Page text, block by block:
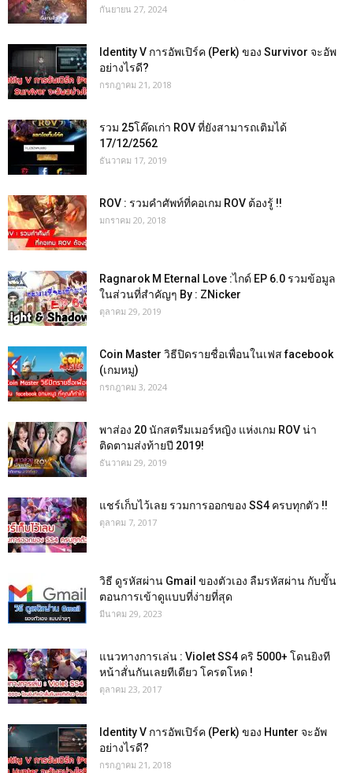
กันยายน 27, 2024
Identity V การอัพเปิร์ค (Perk) ของ Survivor จะอัพ
อย่างไรดี?
กรกฎาคม 21, 2018
รวม 25โค๊ดเก่า ROV ที่ยังสามารถเติมได้
17/12/2562
ธันวาคม 17, 2019
ROV : รวมคำศัพท์ที่คอเกม ROV ต้องรู้ !!
มกราคม 20, 2018
Ragnarok M Eternal Love :ไกด์ EP 6.0 รวมข้อมูล
ในส่วนที่สำคัญๆ By : ZNicker
ตุลาคม 29, 2019
Coin Master วิธีปิดรายชื่อเพื่อนในเฟส facebook
(เกมหมู)
กรกฎาคม 3, 2024
พาส่อง 20 นักสตรีมเมอร์หญิง แห่งเกม ROV น่า
ติดตามส่งท้ายปี 2019!
ธันวาคม 29, 2019
แชร์เก็บไว้เลย รวมการออกของ SS4 ครบทุกตัว !!
ตุลาคม 7, 2017
วิธี ดูรหัสผ่าน Gmail ของตัวเอง ลืมรหัสผ่าน กับขั้น
ตอนการเข้าดูแบบที่ง่ายที่สุด
มีนาคม 29, 2023
แนวทางการเล่น : Violet SS4 คริ 5000+ โดนยิงที
หน้าสั่นกันเลยทีเดียว โครตโหด !
ตุลาคม 23, 2017
Identity V การอัพเปิร์ค (Perk) ของ Hunter จะอัพ
อย่างไรดี?
กรกฎาคม 21, 2018